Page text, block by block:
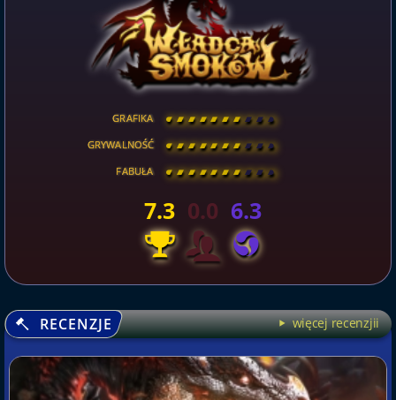
GRAFIKA [ \ \ \ \ \ \ \ \ ]
GRYWALNOŚĆ [ \ \ \ \ \ \ \ \ ]
FABUŁA [ \ \ \ \ \ \ \ \ ]
7.3 0.0 6.3
RECENZJE więcej recenzjii